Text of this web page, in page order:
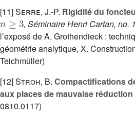
[11]Serre, J.-P. Rigidité du
n ≥3
, Séminaire Henri Cartan, no.
l’exposé de A. Grothendieck :
géométrie analytique, X.
Teichmüller)
[12]Stroh, B. Compactifications
aux places de mauvaise réduction
0810.0117)